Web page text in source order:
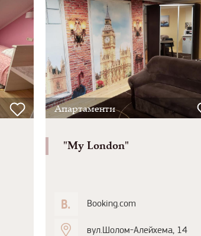
Апартаменти
"My London"
Booking.com
вул.Шолом-Алейхема, 14